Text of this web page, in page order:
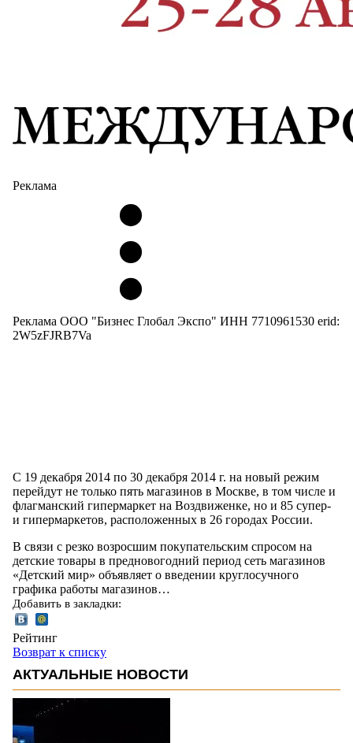
Реклама
Реклама ООО "Бизнес Глобал Экспо" ИНН 7710961530 erid:
2W5zFJRB7Va
С 19 декабря 2014 по 30 декабря 2014 г. на новый режим
перейдут не только пять магазинов в Москве, в том числе и
флагманский гипермаркет на Воздвиженке, но и 85 супер-
и гипермаркетов, расположенных в 26 городах России.
В связи с резко возросшим покупательским спросом на
детские товары в предновогодний период сеть магазинов
«Детский мир» объявляет о введении круглосучного
графика работы магазинов…
Добавить в закладки:
Рейтинг
Возврат к списку
АКТУАЛЬНЫЕ НОВОСТИ